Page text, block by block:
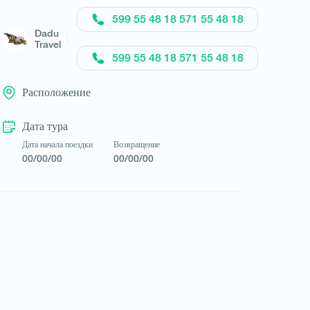
Запросить тур
Dadu
Travel
599 55 48 18 571 55 48 18
599 55 48 18 571 55 48 18
Расположение
Дата тура
Дата начала поездки
00/00/00
Возвращение
00/00/00